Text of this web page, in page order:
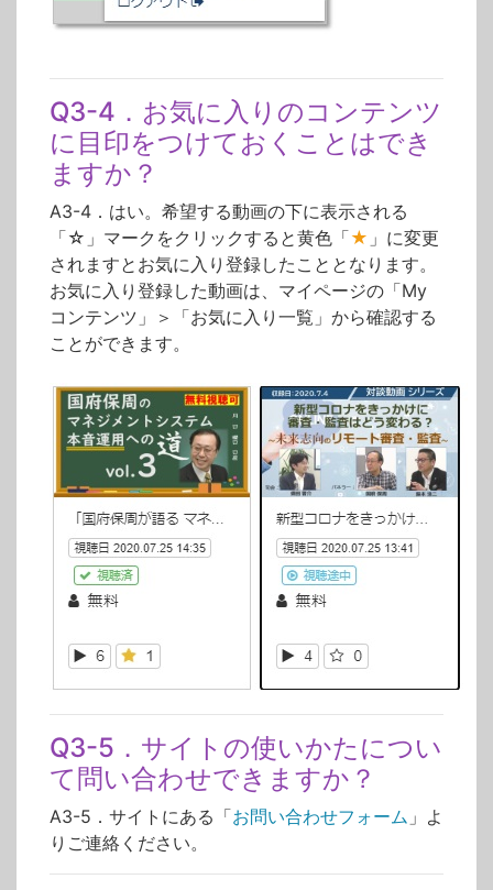
Q3-4．お気に入りのコンテンツ
に目印をつけておくことはでき
ますか？
A3-4．はい。希望する動画の下に表示される
「☆」マークをクリックすると黄色「★ 」に変更
されますとお気に入り登録したこととなります。
お気に入り登録した動画は、マイページの「My
コンテンツ」＞「お気に入り一覧」から確認する
ことができます。
Q3-5．サイトの使いかたについ
て問い合わせできますか？
A3-5．サイトにある「お問い合わせフォーム 」よ
りご連絡ください。